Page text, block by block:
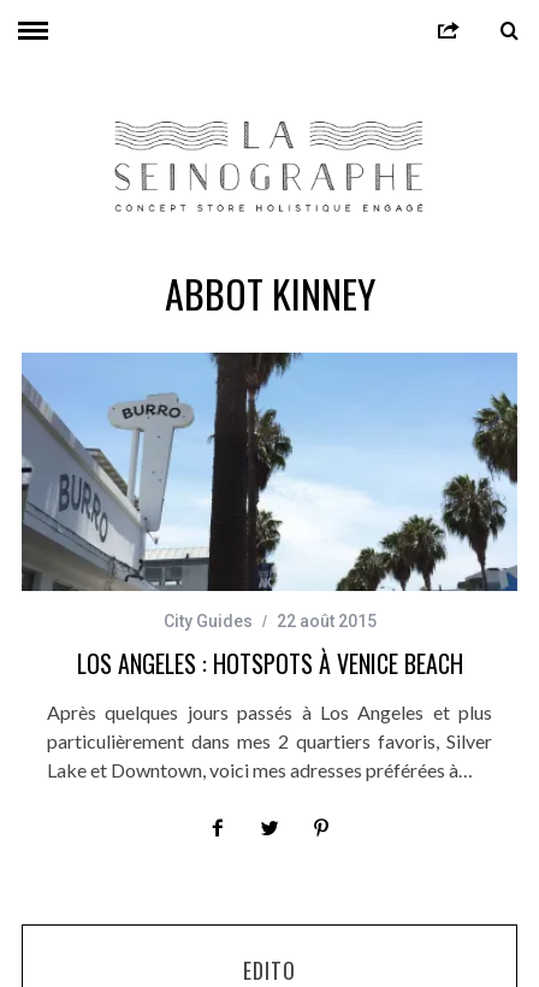
ABBOT KINNEY
City Guides 22 août 2015
LOS ANGELES : HOTSPOTS À VENICE BEACH
Après quelques jours passés à Los Angeles et plus
particulièrement dans mes 2 quartiers favoris, Silver
Lake et Downtown, voici mes adresses préférées à…
EDITO